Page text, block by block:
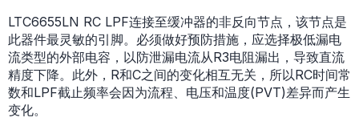
LTC6655LN RC LPF连接至缓冲器的非反向节点，该节点是
此器件最灵敏的引脚。必须做好预防措施，应选择极低漏电
流类型的外部电容，以防泄漏电流从R3电阻漏出，导致直流
精度下降。此外，R和C之间的变化相互无关，所以RC时间常
数和LPF截止频率会因为流程、电压和温度(PVT)差异而产生
变化。